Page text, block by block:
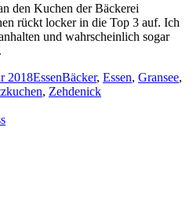
den Kuchen der Bäckerei
rückt locker in die Top 3 auf. Ich
und wahrscheinlich sogar
2018Kategorien
EssenSchlagwörter
Bäcker, Essen, Gransee,
, Zehdenick